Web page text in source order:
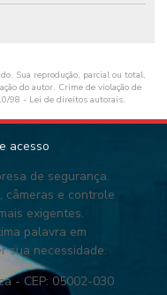
Sua reprodução, parcial ou total,
do autor. Crime de violação de
98 - Lei de direitos autorais.
de segurança.
câmeras e controle
exigentes.
palavra em
sua necessidade.
- CEP: 05002-030